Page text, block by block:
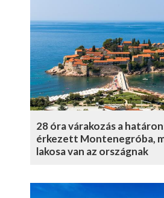
28 óra várakozás a
érkezett Montenegróba,
lakosa van az országnak